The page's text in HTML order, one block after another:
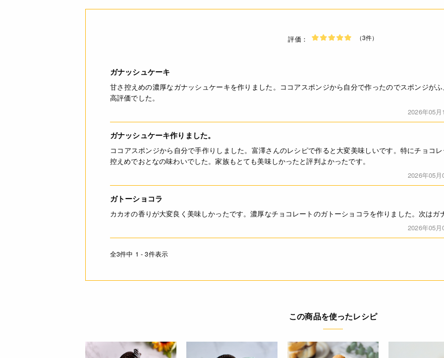
評価： （3件）
ガナッシュケーキ
甘さ控えめの濃厚なガナッシュケーキを作りました。ココアスポンジから自分で作ったのでスポンジが
高評価でした。
2026年05月
ガナッシュケーキ作りました。
ココアスポンジから自分で手作りしました。富澤さんのレシピで作ると大変美味しいです。特にチョコ
控えめでおとなの味わいでした。家族もとても美味しかったと評判よかったです。
2026年05月
ガトーショコラ
カカオの香りが大変良く美味しかったです。濃厚なチョコレートのガトーショコラを作りました。次はガ
2026年05月
全3件中 1 - 3件表示
この商品を使ったレシピ